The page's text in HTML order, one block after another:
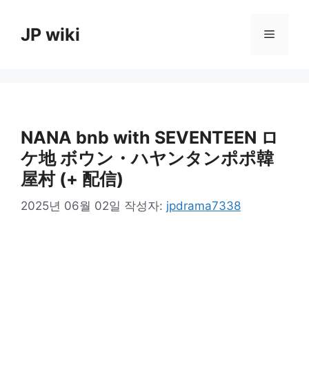
JP wiki 메
NANA bnb with SEVENTEEN ロ
ケ地 ボウン・ハヤンタンポポ韓
屋村 (+ 配信)
2025년 06월 02일 작성자: jpdrama7338